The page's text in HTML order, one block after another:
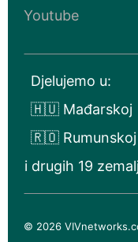
Youtube
Djelujemo u:
🇭🇺 Mađarskoj
🇷🇴 Rumunskoj
i drugih 19
© 2026